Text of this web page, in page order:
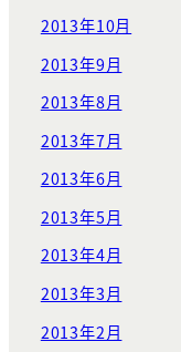
2013年10月
2013年9月
2013年8月
2013年7月
2013年6月
2013年5月
2013年4月
2013年3月
2013年2月